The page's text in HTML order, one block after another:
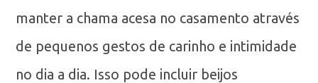
manter a chama acesa no casamento através
de pequenos gestos de carinho e intimidade
no dia a dia. Isso pode incluir beijos